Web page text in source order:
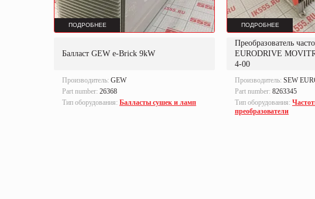
ПОДРОБНЕЕ
Балласт GEW e-Brick 9kW
Производитель: GEW
Part number: 26368
Тип оборудования: Балласты сушек и ламп
ПОДРОБНЕЕ
Преобразователь
EURODRIVE
4-00
Производитель: SEW
Part number: 8263345
Тип оборудования:
преобразователи